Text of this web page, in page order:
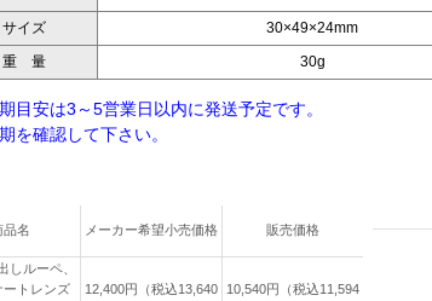
サイズ
30×49×24mm
重 量
30g
目安は3～5営業日以内に発送予定です。
を確認して下さい。
品名 メーカー希望小売価格 販売価格
しルーペ、
ートレンズ
12,400円（税込13,640
10,540円（税込11,594